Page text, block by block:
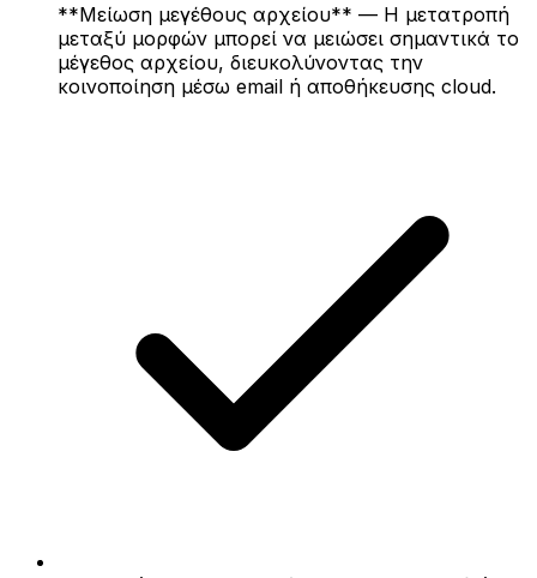
**Μείωση μεγέθους αρχείου** — Η μετατροπή
μεταξύ μορφών μπορεί να μειώσει σημαντικά το
μέγεθος αρχείου, διευκολύνοντας την
κοινοποίηση μέσω email ή αποθήκευσης cloud.